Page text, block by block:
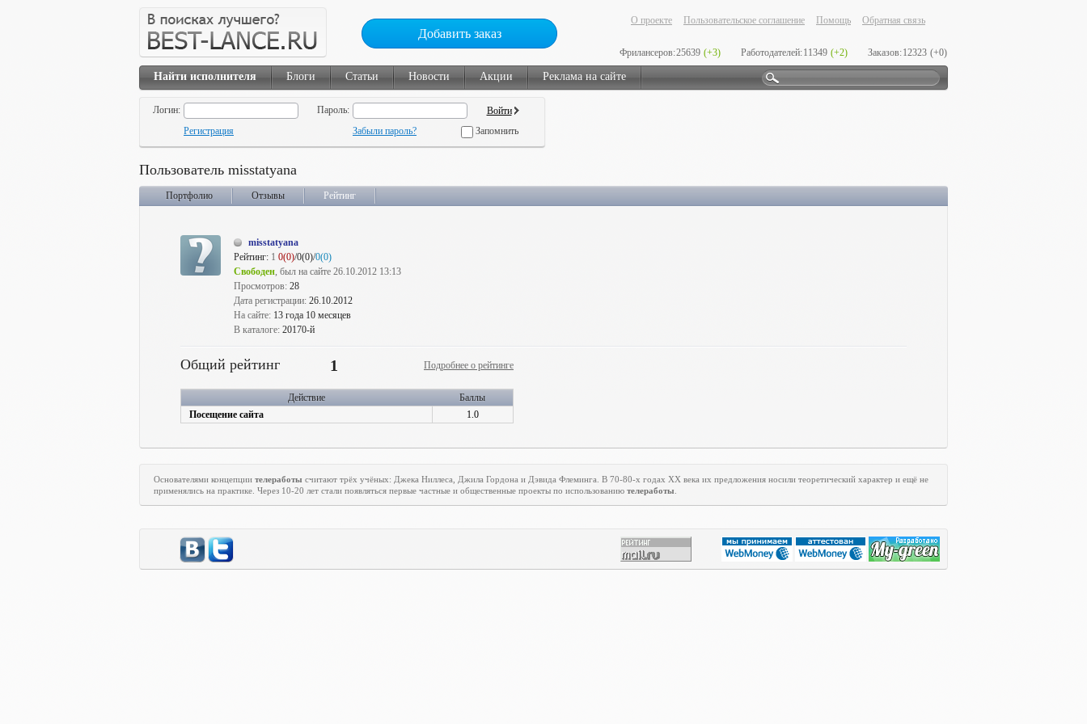
Добавить заказ
О проекте Пользовательское соглашение Помощь Обратная связь
Фрилансеров:25639 (+3) Работодателей:11349 (+2) Заказов:12323 (+0)
Найти исполнителя Блоги Статьи Новости Акции Реклама на сайте
Логин:
Пароль:
Регистрация
Забыли пароль? Запомнить
Пользователь misstatyana
Портфолио Отзывы Рейтинг
misstatyana
Рейтинг: 1 0(0)/0(0)/0(0)
Свободен, был на сайте 26.10.2012 13:13
Просмотров: 28
Дата регистрации: 26.10.2012
На сайте: 13 года 10 месяцев
В каталоге: 20170-й
Общий рейтинг 1 Подробнее о рейтинге
Действие
Баллы
Посещение сайта
1.0
Основателями концепции телеработы считают трёх учёных: Джека Ниллеса, Джила Гордона и Дэвида Флеминга. В 70-80-х годах XX века их предложения носили теоретический характер и ещё не
применялись на практике. Через 10-20 лет стали появляться первые частные и общественные проекты по использованию телеработы